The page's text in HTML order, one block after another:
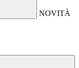
NOVITÀ